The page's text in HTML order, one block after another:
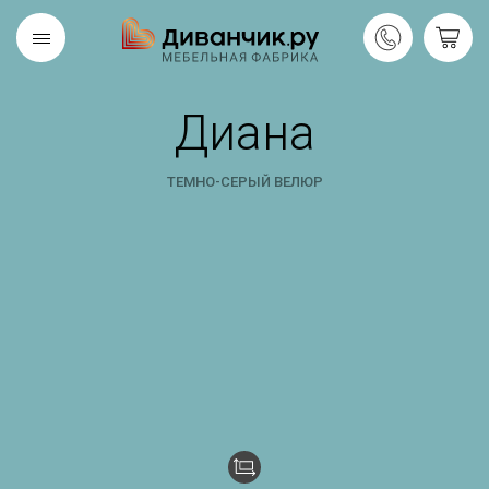
Диана
ТЕМНО-СЕРЫЙ ВЕЛЮР
Скандинавская